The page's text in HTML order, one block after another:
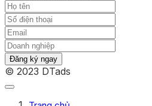
Đăng ký ngay
© 2023 DTads